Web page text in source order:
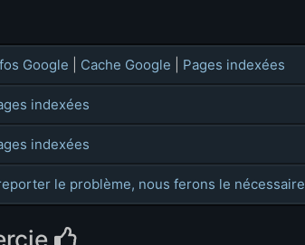
Google Cache Google Pages indexées
indexées
indexées
le problème, nous ferons le nécessaire